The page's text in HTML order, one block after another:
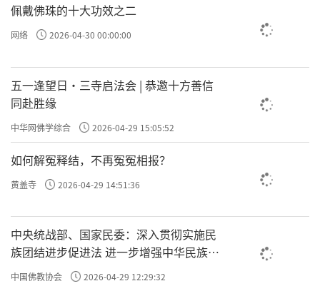
佩戴佛珠的十大功效之二
网络 2026-04-30 00:00:00
五一逢望日・三寺启法会 | 恭邀十方善信
同赴胜缘
中华网佛学综合 2026-04-29 15:05:52
如何解冤释结，不再冤冤相报？
黄盖寺 2026-04-29 14:51:36
中央统战部、国家民委：深入贯彻实施民
族团结进步促进法 进一步增强中华民族凝
聚力向心力
中国佛教协会 2026-04-29 12:29:32